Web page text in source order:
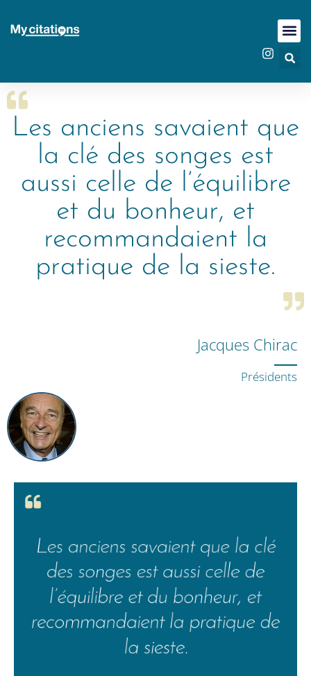
Les anciens savaient que
la clé des songes est
aussi celle de l’équilibre
et du bonheur, et
recommandaient la
pratique de la sieste.
Jacques Chirac
Présidents